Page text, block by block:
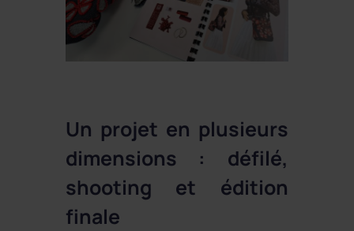
Un projet en plusieurs
dimensions : défilé,
shooting et édition
finale